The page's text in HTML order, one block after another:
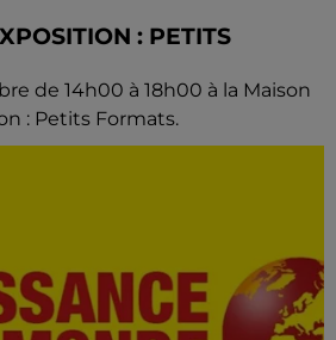
: PETITS
de 14h00 à 18h00 à la Maison
: Petits Formats.